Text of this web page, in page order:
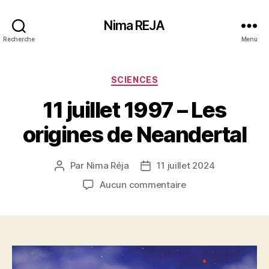
Recherche
Nima REJA
Menu
Catégories
SCIENCES
11 juillet 1997 – Les
origines de Neandertal
Auteur
l’article
Par Nima Réja
Date11 juillet 2024
Aucun commentairesur
origines